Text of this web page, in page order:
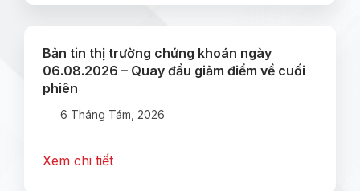
Bản tin thị trường chứng khoán ngày
06.08.2026 – Quay đầu giảm điểm về cuối
phiên
6 Tháng Tám, 2026
Xem chi tiết